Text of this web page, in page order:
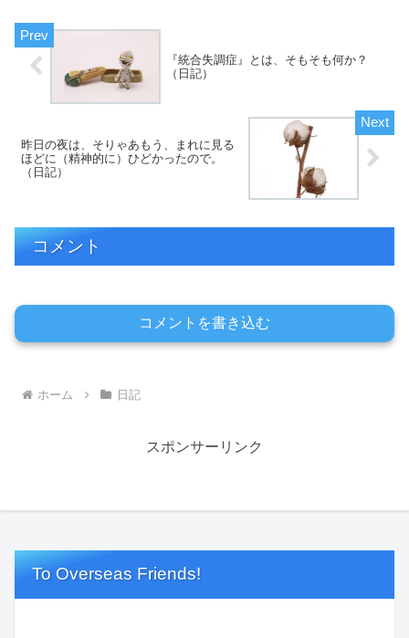
『統合失調症』とは、そもそも何か？
（日記）
昨日の夜は、そりゃあもう、まれに見る
ほどに（精神的に）ひどかったので。
（日記）
コメント
コメントを書き込む
ホーム 日記
スポンサーリンク
To Overseas Friends!